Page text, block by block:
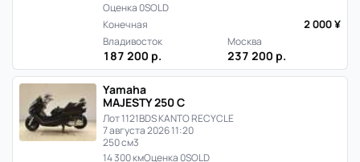
Оценка 0SOLD
Конечная
2 000 ¥
Владивосток
187 200 р.
Москва
237 200 р.
Yamaha
MAJESTY 250 C
Лот 1121BDS KANTO RECYCLE
7 августа 2026 11:20
250 см3
14 300 кмОценка 0SOLD